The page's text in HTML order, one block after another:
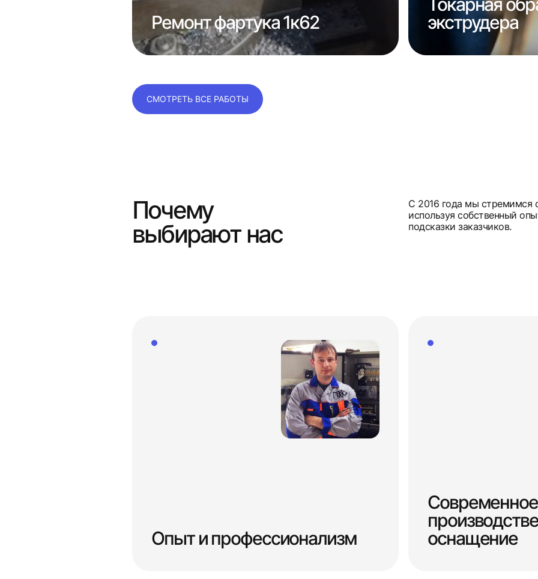
Ремонт фартука 1к62
экструдера
СМОТРЕТЬ ВСЕ РАБОТЫ
Почему
выбирают нас
С 2016 года мы стремимся
используя собственный
подсказки заказчиков.
Опыт и профессионализм
Современное
оснащение